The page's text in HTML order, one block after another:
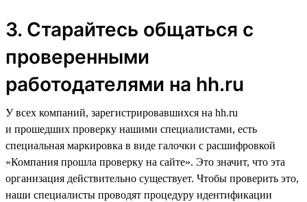
3. Старайтесь общаться с
проверенными
работодателями на hh.ru
У всех компаний, зарегистрировавшихся на hh.ru
и прошедших проверку нашими специалистами, есть
специальная маркировка в виде галочки с расшифровкой
«Компания прошла проверку на сайте». Это значит, что эта
организация действительно существует. Чтобы проверить это,
наши специалисты проводят процедуру идентификации